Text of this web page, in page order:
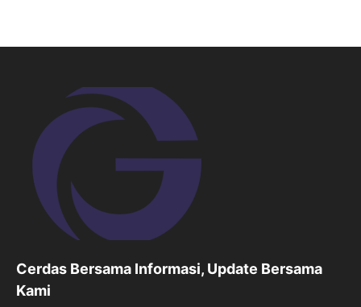
Cerdas Bersama Informasi, Update Bersama
Kami